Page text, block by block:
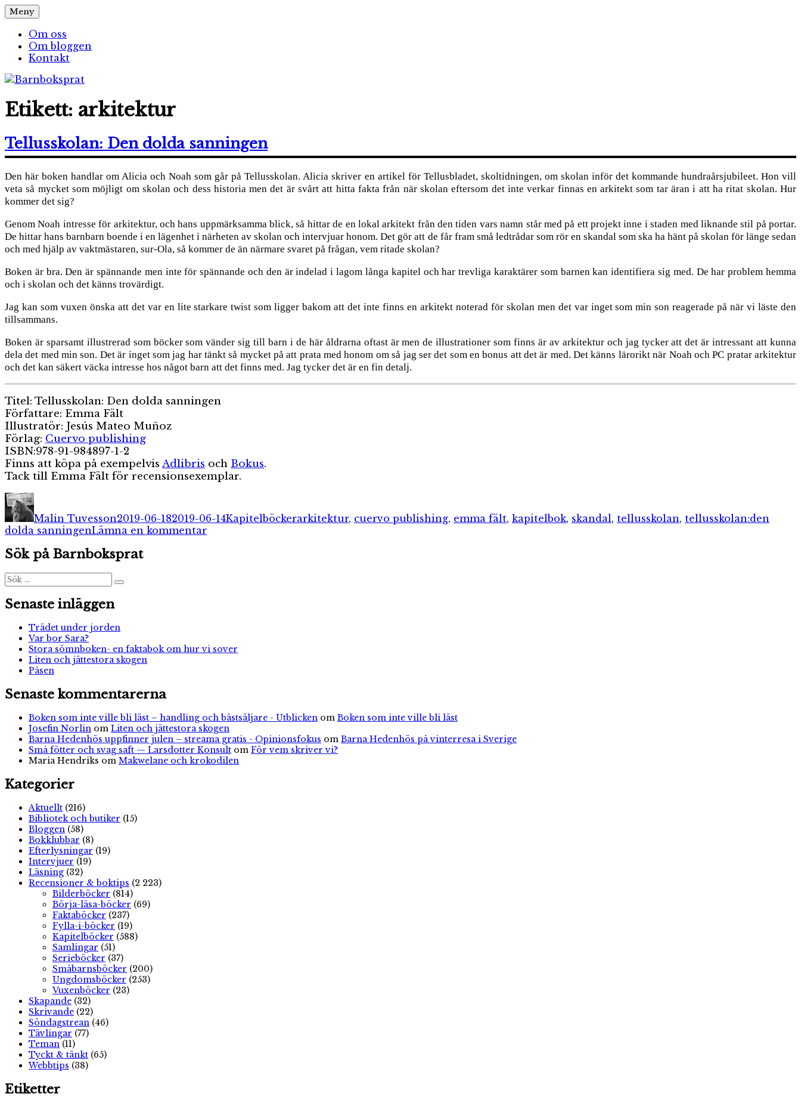
Hoppa
till
innehåll
Barnboksprat
– en blogg om barnböcker
Meny
Om oss
Om bloggen
Kontakt
Etikett: arkitektur
Tellusskolan: Den dolda sanningen
Den här boken handlar om Alicia och Noah som går på Tellusskolan. Alicia skriver en artikel för Tellusbladet, skoltidningen, om skolan inför det kommande hundraårsjubileet. Hon vill
veta så mycket som möjligt om skolan och dess historia men det är svårt att hitta fakta från när skolan eftersom det inte verkar finnas en arkitekt som tar äran i att ha ritat skolan. Hur
kommer det sig?
Genom Noah intresse för arkitektur, och hans uppmärksamma blick, så hittar de en lokal arkitekt från den tiden vars namn står med på ett projekt inne i staden med liknande stil på portar.
De hittar hans barnbarn boende i en lägenhet i närheten av skolan och intervjuar honom. Det gör att de får fram små ledtrådar som rör en skandal som ska ha hänt på skolan för länge sedan
och med hjälp av vaktmästaren, sur-Ola, så kommer de än närmare svaret på frågan, vem ritade skolan?
Boken är bra. Den är spännande men inte för spännande och den är indelad i lagom långa kapitel och har trevliga karaktärer som barnen kan identifiera sig med. De har problem hemma
och i skolan och det känns trovärdigt.
Jag kan som vuxen önska att det var en lite starkare twist som ligger bakom att det inte finns en arkitekt noterad för skolan men det var inget som min son reagerade på när vi läste den
tillsammans.
Boken är sparsamt illustrerad som böcker som vänder sig till barn i de här åldrarna oftast är men de illustrationer som finns är av arkitektur och jag tycker att det är intressant att kunna
dela det med min son. Det är inget som jag har tänkt så mycket på att prata med honom om så jag ser det som en bonus att det är med. Det känns lärorikt när Noah och PC pratar arkitektur
och det kan säkert väcka intresse hos något barn att det finns med. Jag tycker det är en fin detalj.
Titel: Tellusskolan: Den dolda sanningen
Författare: Emma Fält
Illustratör: Jesús Mateo Muñoz
Förlag: Cuervo publishing
ISBN:978-91-984897-1-2
Finns att köpa på exempelvis Adlibris och Bokus.
Tack till Emma Fält för recensionsexemplar.
Författare
Malin Tuvesson2019-06-182019-06-14Kapitelböckerarkitektur, cuervo publishing, emma fält, kapitelbok, skandal, tellusskolan, tellusskolan:den
dolda sanningenLämna en kommentartill
Sök på Barnboksprat
Sök
efter:
Sök
Senaste inläggen
Trädet under jorden
Var bor Sara?
Stora sömnboken- en faktabok om hur vi sover
Liten och jättestora skogen
Påsen
Senaste kommentarerna
Boken som inte ville bli läst – handling och bästsäljare - Utblicken om Boken som inte ville bli läst
Josefin Norlin om Liten och jättestora skogen
Barna Hedenhös uppfinner julen – streama gratis - Opinionsfokus om Barna Hedenhös på vinterresa i Sverige
Små fötter och svag saft — Larsdotter Konsult om För vem skriver vi?
Maria Hendriks om Makwelane och krokodilen
Kategorier
Aktuellt (216)
Bibliotek och butiker (15)
Bloggen (58)
Bokklubbar (8)
Efterlysningar (19)
Intervjuer (19)
Läsning (32)
Recensioner & boktips (2 223)
Bilderböcker (814)
Börja-läsa-böcker (69)
Faktaböcker (237)
Fylla-i-böcker (19)
Kapitelböcker (588)
Samlingar (51)
Serieböcker (37)
Småbarnsböcker (200)
Ungdomsböcker (253)
Vuxenböcker (23)
Skapande (32)
Skrivande (22)
Söndagstrean (46)
Tävlingar (77)
Teman (11)
Tyckt & tänkt (65)
Webbtips (38)
Etiketter